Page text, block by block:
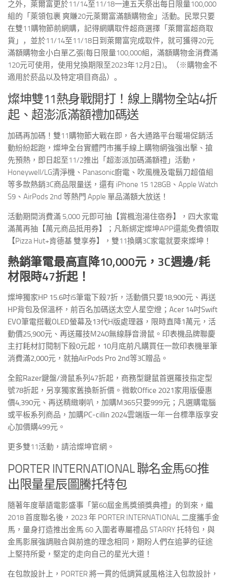
之外， 萊爾富更於11/14至11/18一連五天祭出每日限量100,000
組的「萊領包裹 爽賺20元萊爾富滿額購物金」活動。民眾只要
在雙11購物節前網購，記得網購取件超商選擇「萊爾富超商取
貨」，並於11/14至11/18日到萊爾富完成取件，就可獲得20元
滿額購物金小白單乙張(每日限量100,000組，滿額購物金消費滿
120元可使用，使用兌換期限至2023年12月 2日 )。（※購物金不
適用於菸品以及特定項目商品）。
燦坤雙11熱身戰開打！線上購物全站4折
起、超澎派滿額禮加碼送
加碼再加碼！雙11購物節大戰在即，各大通路平台暖場促銷活
動紛紛起跑，燦坤全台實體門市攜手線上購物網強強出擊、搶
先預熱，即日起至11/2推出「超澎派加碼滿額禮」活動，
Honeywell/LG清淨機、 Panasonic廚電、吹風機及電鬍刀超值組
等多款熱銷3C商品限量送，還有 iPhone 15 128GB 、 Apple Watch
S9 、 AirPods 2nd 等熱門 Apple 單品滿額大放送！
活動期間消費滿 5,000 元即可抽【賞楓泡湯住宿券】，四大家電
滿萬再抽【萬元商品抵用券】；凡新綁定燦坤APP還能免費領取
【Pizza Hut+肯德基 雙享券】，雙11換購3C家電就要來燦坤！
熱銷筆電最高直降10,000元， 3C週邊/耗
材限時47折起！
燦坤獨家HP 15.6吋i5筆電下殺7折，活動價只要18,900元、再送
HP背包及保溫杯，前百名加碼送太空人星空燈；Acer 14吋Swift
EVO筆電搭載OLED螢幕及13代H版處理器，限時直降1萬元，活
動價25,900元、再送羅技M240無線靜音滑鼠。印表機品牌聯慶
主打耗材訂閱制下殺0元起，10月底前凡購買任一款印表機單筆
消費滿2,000元，就抽AirPods Pro 2nd等3C贈品。
全館Razer鍵盤/滑鼠系列47折起，商務型鍵鼠首選羅技指定型
號78折起，另享獨家舊換新折價。微軟Office 2021家用版優惠
價4,390元、再送精緻喇叭，加購M365只要999元；凡選購電腦
或平板系列商品，加購PC-cillin 2024雲端版一年一台標準版享安
心加價購499元。
更多雙11活動，請洽燦坤官網。
PORTER INTERNATIONAL聯名金馬60推
出限量星辰圖騰托特包
隨著年度華語電影盛事「第60屆金馬獎頒獎典禮」的到來，繼
2018首度聯名後，2023年 PORTER INTERNATIONAL二度攜手金
馬，量身打造推出金馬 60 入圍者專屬禮品 STARRY托特包 ，與
金馬影展強調融合與前進的理念相同，期盼人們在追夢的征途
上堅持所愛，堅定的走向自己的星光大道！
在包款設計上， PORTER將一貫的低調質感風格注入包款設計，